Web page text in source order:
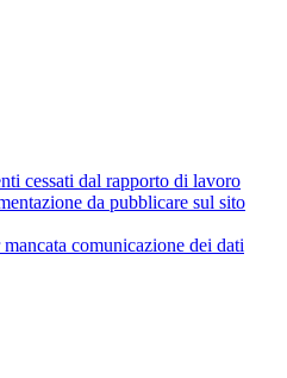
cessati dal rapporto di lavoro
da pubblicare sul sito
comunicazione dei dati